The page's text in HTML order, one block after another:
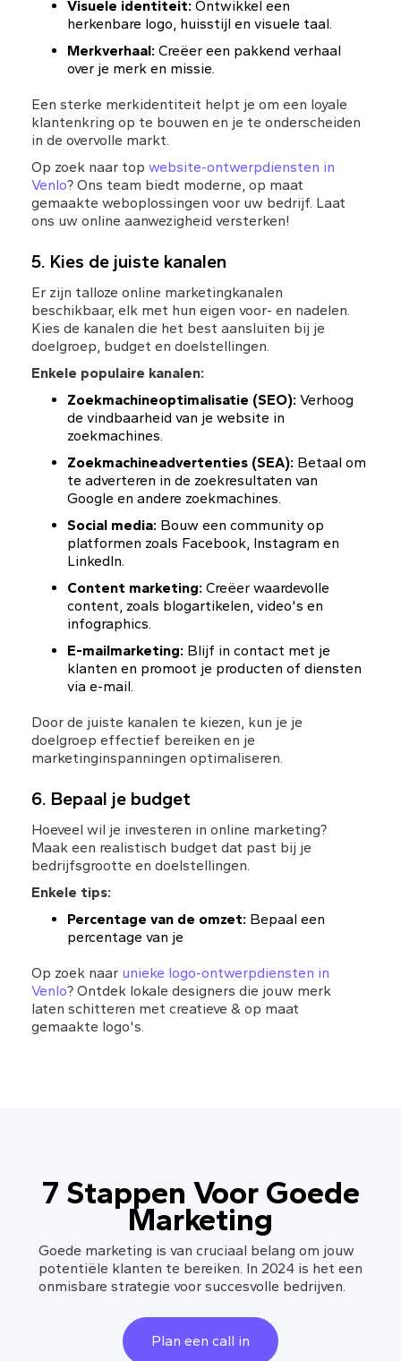
Visuele identiteit: Ontwikkel een
herkenbare logo, huisstijl en visuele taal.
Merkverhaal: Creëer een pakkend verhaal
over je merk en missie.
Een sterke merkidentiteit helpt je om een loyale
klantenkring op te bouwen en je te onderscheiden
in de overvolle markt.
Op zoek naar top website-ontwerpdiensten in
Venlo? Ons team biedt moderne, op maat
gemaakte weboplossingen voor uw bedrijf. Laat
ons uw online aanwezigheid versterken!
5. Kies de juiste kanalen
Er zijn talloze online marketingkanalen
beschikbaar, elk met hun eigen voor- en nadelen.
Kies de kanalen die het best aansluiten bij je
doelgroep, budget en doelstellingen.
Enkele populaire kanalen:
Zoekmachineoptimalisatie (SEO): Verhoog
de vindbaarheid van je website in
zoekmachines.
Zoekmachineadvertenties (SEA): Betaal om
te adverteren in de zoekresultaten van
Google en andere zoekmachines.
Social media: Bouw een community op
platformen zoals Facebook, Instagram en
LinkedIn.
Content marketing: Creëer waardevolle
content, zoals blogartikelen, video's en
infographics.
E-mailmarketing: Blijf in contact met je
klanten en promoot je producten of diensten
via e-mail.
Door de juiste kanalen te kiezen, kun je je
doelgroep effectief bereiken en je
marketinginspanningen optimaliseren.
6. Bepaal je budget
Hoeveel wil je investeren in online marketing?
Maak een realistisch budget dat past bij je
bedrijfsgrootte en doelstellingen.
Enkele tips:
Percentage van de omzet: Bepaal een
percentage van je
Op zoek naar unieke logo-ontwerpdiensten in
Venlo? Ontdek lokale designers die jouw merk
laten schitteren met creatieve & op maat
gemaakte logo's.
7 Stappen Voor Goede
Marketing
Goede marketing is van cruciaal belang om jouw
potentiële klanten te bereiken. In 2024 is het een
onmisbare strategie voor succesvolle bedrijven.
Plan een call in